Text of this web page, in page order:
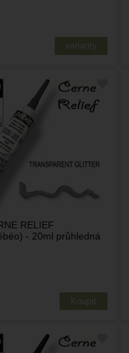
varianty
RELIEF
- 20ml průhledná